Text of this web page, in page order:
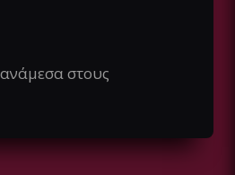
στους